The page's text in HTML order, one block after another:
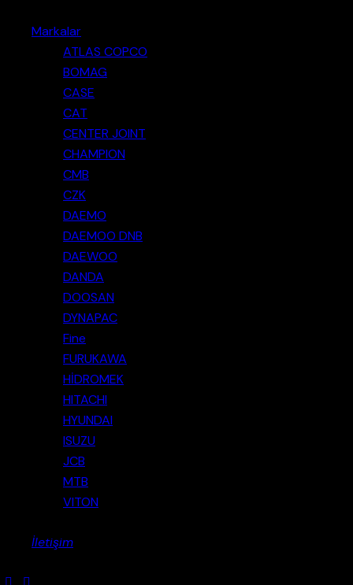
Markalar
ATLAS COPCO
BOMAG
CASE
CAT
CENTER JOINT
CHAMPION
CMB
CZK
DAEMO
DAEMOO DNB
DAEWOO
DANDA
DOOSAN
DYNAPAC
Fine
FURUKAWA
HİDROMEK
HITACHI
HYUNDAI
ISUZU
JCB
MTB
VITON
İletişim